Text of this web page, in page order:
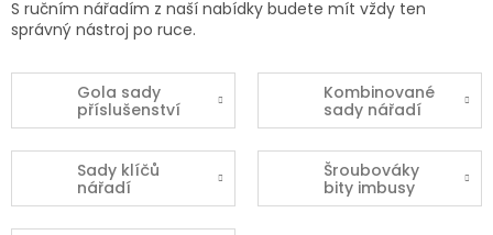
S ručním nářadím z naší nabídky budete mít vždy ten
správný nástroj po ruce.
Gola sady
příslušenství
Kombinované
sady nářadí
Sady klíčů
nářadí
Šroubováky
bity imbusy